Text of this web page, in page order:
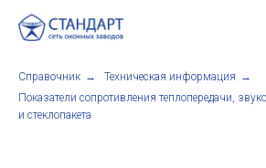
Справочник → Техническая информация →
Показатели сопротивления теплопередачи,
и стеклопакета